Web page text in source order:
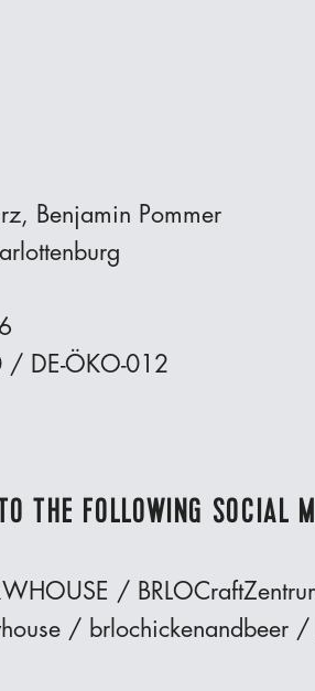
Benjamin Pommer
/ DE-ÖKO-012
THE FOLLOWING SOCIAL
/
/ brlochickenandbeer